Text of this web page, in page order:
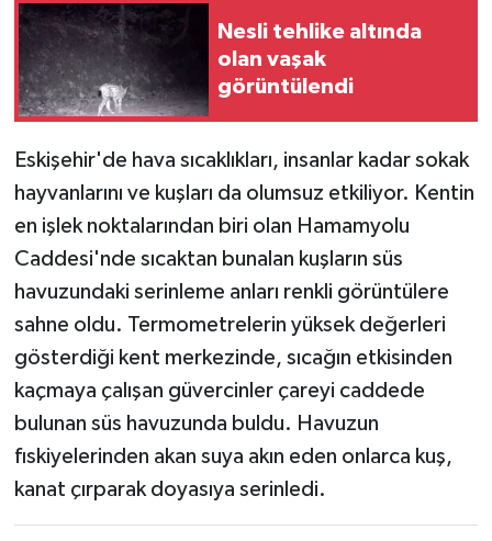
Nesli tehlike altında
olan vaşak
görüntülendi
Eskişehir'de hava sıcaklıkları, insanlar kadar sokak
hayvanlarını ve kuşları da olumsuz etkiliyor. Kentin
en işlek noktalarından biri olan Hamamyolu
Caddesi'nde sıcaktan bunalan kuşların süs
havuzundaki serinleme anları renkli görüntülere
sahne oldu. Termometrelerin yüksek değerleri
gösterdiği kent merkezinde, sıcağın etkisinden
kaçmaya çalışan güvercinler çareyi caddede
bulunan süs havuzunda buldu. Havuzun
fıskiyelerinden akan suya akın eden onlarca kuş,
kanat çırparak doyasıya serinledi.